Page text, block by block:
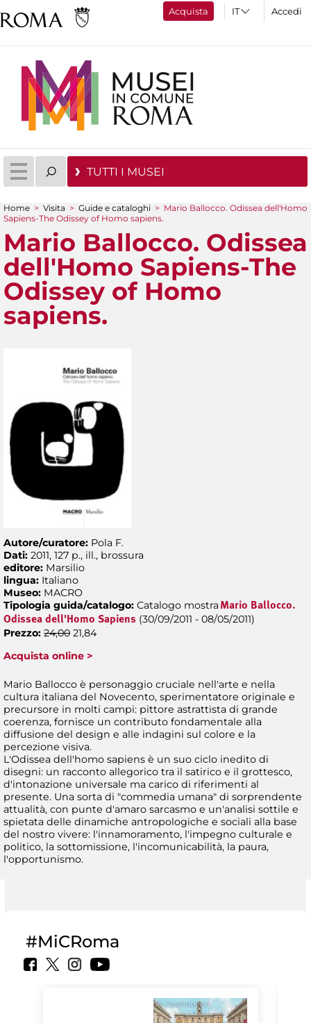
Acquista Accedi
TUTTI I MUSEI
Tu sei qui
Home > Visita > Guide e cataloghi > Mario Ballocco. Odissea dell'Homo
Sapiens-The Odissey of Homo sapiens.
Mario Ballocco. Odissea
dell'Homo Sapiens-The
Odissey of Homo
sapiens.
Autore/curatore: Pola F.
Dati: 2011, 127 p., ill., brossura
editore: Marsilio
lingua: Italiano
Museo: MACRO
Tipologia guida/catalogo: Catalogo mostra Mario Ballocco.
Odissea dell'Homo Sapiens (30/09/2011 - 08/05/2011)
Prezzo: 24,00 21,84
Acquista online >
Mario Ballocco è personaggio cruciale nell'arte e nella
cultura italiana del Novecento, sperimentatore originale e
precursore in molti campi: pittore astrattista di grande
coerenza, fornisce un contributo fondamentale alla
diffusione del design e alle indagini sul colore e la
percezione visiva.
L'Odissea dell'homo sapiens è un suo ciclo inedito di
disegni: un racconto allegorico tra il satirico e il grottesco,
d'intonazione universale ma carico di riferimenti al
presente. Una sorta di "commedia umana" di sorprendente
attualità, con punte d'amaro sarcasmo e un'analisi sottile e
spietata delle dinamiche antropologiche e sociali alla base
del nostro vivere: l'innamoramento, l'impegno culturale e
politico, la sottomissione, l'incomunicabilità, la paura,
l'opportunismo.
#MiCRoma